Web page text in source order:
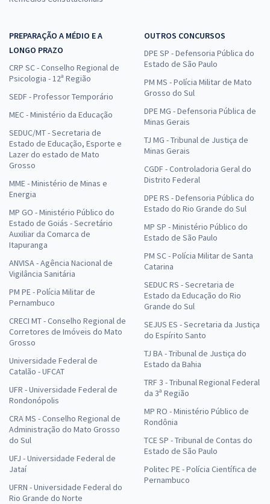
PREPARAÇÃO A MÉDIO E A
LONGO PRAZO
CRP SC - Conselho Regional de
Psicologia - 12ª Região
SEDF - Professor Temporário
MEC - Ministério da Educação
SEDUC/MT - Secretaria de
Estado de Educação, Esporte e
Lazer do estado de Mato
Grosso
MME - Ministério de Minas e
Energia
MP GO - Ministério Público do
Estado de Goiás - Secretário
Auxiliar da Comarca de
Itapuranga
ANVISA - Agência Nacional de
Vigilância Sanitária
PM PE - Polícia Militar de
Pernambuco
CRECI MT - Conselho Regional de
Corretores de Imóveis do Mato
Grosso
Universidade Federal de
Catalão - UFCAT
UFR - Universidade Federal de
Rondonópolis
CRA MS - Conselho Regional de
Administração do Mato Grosso
do Sul
UFJ - Universidade Federal de
Jataí
UFRN - Universidade Federal do
Rio Grande do Norte
OUTROS CONCURSOS
DPE SP - Defensoria Pública do
Estado de São Paulo
PM MS - Polícia Militar de Mato
Grosso do Sul
DPE MG - Defensoria Pública de
Minas Gerais
TJ MG - Tribunal de Justiça de
Minas Gerais
CGDF - Controladoria Geral do
Distrito Federal
DPE RS - Defensoria Pública do
Estado do Rio Grande do Sul
MP SP - Ministério Público do
Estado de São Paulo
PM SC - Polícia Militar de Santa
Catarina
SEDUC RS - Secretaria de
Estado da Educação do Rio
Grande do Sul
SEJUS ES - Secretaria da Justiça
do Espírito Santo
TJ BA - Tribunal de Justiça do
Estado da Bahia
TRF 3 - Tribunal Regional Federal
da 3ª Região
MP RO - Ministério Público de
Rondônia
TCE SP - Tribunal de Contas do
Estado de São Paulo
Politec PE - Polícia Científica de
Pernambuco